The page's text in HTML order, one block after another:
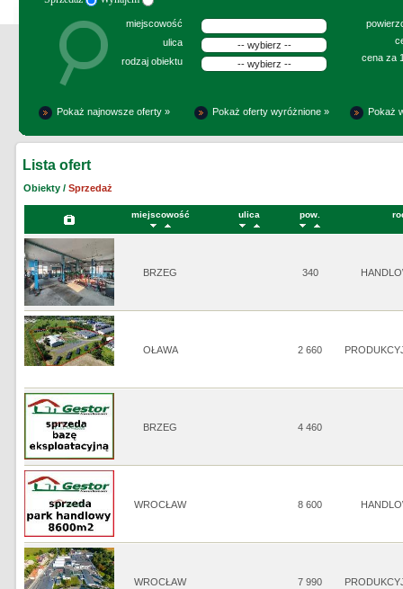
miejscowość
ulica
rodzaj obiektu
cena za
Pokaż najnowsze oferty » Pokaż oferty wyróżnione » Pokaż
Lista ofert
Obiekty / Sprzedaż
miejscowość ulica pow.
BRZEG 340
OŁAWA 2 660
BRZEG 4 460
WROCŁAW 8 600
WROCŁAW 7 990